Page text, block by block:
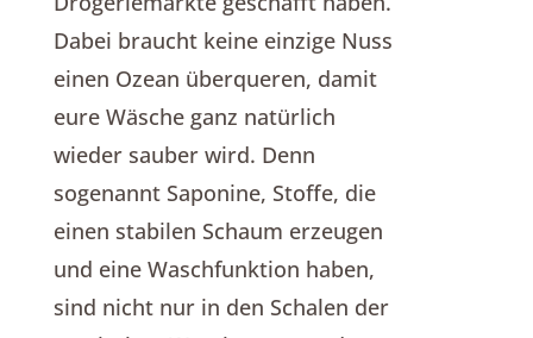
Dabei braucht keine einzige Nuss
einen Ozean überqueren, damit
eure Wäsche ganz natürlich
wieder sauber wird. Denn
sogenannt Saponine, Stoffe, die
einen stabilen Schaum erzeugen
und eine Waschfunktion haben,
sind nicht nur in den Schalen der